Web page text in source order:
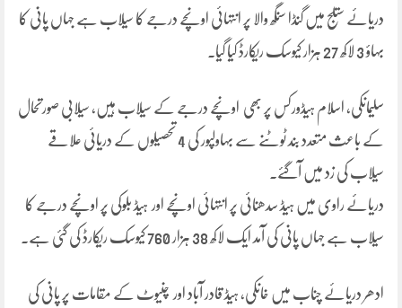
دریائے ستلج میں گنڈا سنگھ والا پر انتہائی اونچے درجے کا سیلاب ہے جہاں پانی کا
بہاؤ 3 لاکھ 27 ہزار کیوسک ریکارڈ کیا گیا۔
سلیمانکی، اسلام ہیڈورکس پر بھی اونچے درجے کے سیلاب ہیں، سیلابی صورتحال
کے باعث متعدد بند ٹوٹنے سے بہاولپور کی 4 تحصیلوں کے دریائی علاقے
سیلاب کی زد میں آگئے.
دریائے راوی میں ہیڈ سدھنائی پر انتہائی اونچے اور ہیڈ بلوکی پر اونچے درجے کا
سیلاب ہے جہاں پانی کی آمد ایک لاکھ 38 ہزار 760 کیوسک ریکارڈ کی گئی ہے۔
ادھر دریائے چناب میں خانکی، ہیڈ قادر آباد اور چنیوٹ کے مقامات پر پانی کی